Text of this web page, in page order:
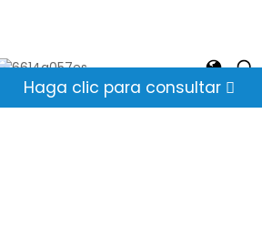
Haga clic para consultar